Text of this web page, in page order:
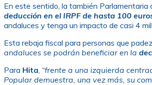
En este sentido, la también Parlamentaria
deducción en el IRPF de hasta 100
andaluces y tenga un impacto de casi 4
Esta rebaja fiscal para personas que
andaluces se podrán beneficiar en la
Para Hita “frente a una izquierda
Popular demuestra, una vez más, su